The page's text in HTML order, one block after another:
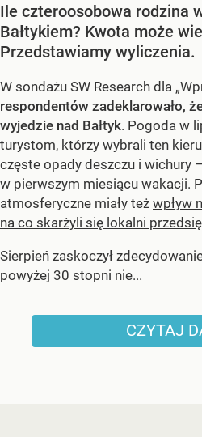
Ile czteroosobowa rodzina
Bałtykiem? Kwota może
Przedstawiamy wyliczenia.
W sondażu SW Research dla
respondentów zadeklarowało,
wyjedzie nad Bałtyk. Pogoda w
turystom, którzy wybrali ten
częste opady deszczu i wichury
w pierwszym miesiącu wakacji.
atmosferyczne miały też wpływ
na co skarżyli się lokalni
Sierpień zaskoczył
powyżej 30 stopni nie...
CZYTAJ